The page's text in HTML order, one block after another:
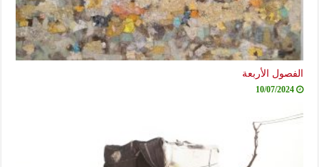
الفصول الأربعة
10/07/2024